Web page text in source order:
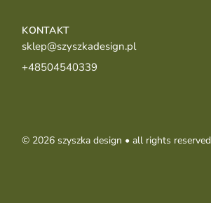
KONTAKT
sklep@szyszkadesign.pl
+48504540339
© 2026 szyszka design • all rights reserved